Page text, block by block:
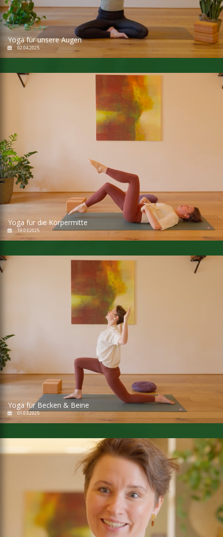
Yoga für unsere Augen
02.04.2025
Yoga für die Körpermitte
19.03.2025
Yoga für Becken & Beine
01.03.2025